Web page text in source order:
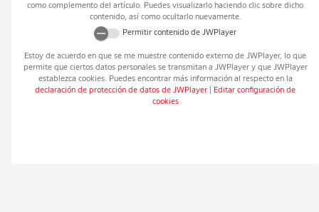
como complemento del artículo. Puedes visualizarlo haciendo clic sobre dicho
contenido, así como ocultarlo nuevamente.
Permitir contenido de JWPlayer
Estoy de acuerdo en que se me muestre contenido externo de JWPlayer, lo que
permite que ciertos datos personales se transmitan a JWPlayery que JWPlayer
establezca cookies. Puedes encontrar más información al respecto en la
declaración de protección de datos de JWPlayer
Editar configuración de
cookies